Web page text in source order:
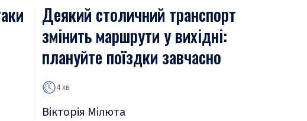
Деякий столичний транспорт
змінить маршрути у вихідні:
плануйте поїздки завчасно
4 хв
Вікторія Мілюта